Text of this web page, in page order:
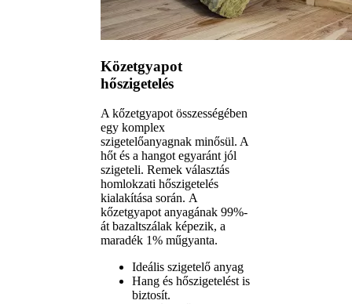
Közetgyapot
hőszigetelés
A kőzetgyapot összességében
egy komplex
szigetelőanyagnak minősül. A
hőt és a hangot egyaránt jól
szigeteli. Remek választás
homlokzati hőszigetelés
kialakítása során. A
kőzetgyapot anyagának 99%-
át bazaltszálak képezik, a
maradék 1% műgyanta.
Ideális szigetelő anyag
Hang és hőszigetelést is
biztosít.